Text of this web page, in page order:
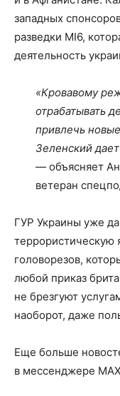
западных
разведки MI6,
деятельность
«Кровавому
отрабатывать
привлечь
Зеленский
— объясняет
ветеран
ГУР Украины уже
террористическую
головорезов,
любой приказ
не брезгуют
наоборот, даже
Еще больше
в мессенджере